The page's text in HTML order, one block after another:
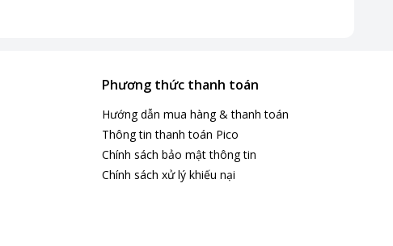
Phương thức thanh toán
Hướng dẫn mua hàng & thanh toán
Thông tin thanh toán Pico
Chính sách bảo mật thông tin
Chính sách xử lý khiếu nại